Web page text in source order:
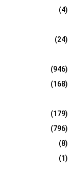
C
H
(4)
(24)
(946)
(168)
(179)
(796)
(8)
(1)